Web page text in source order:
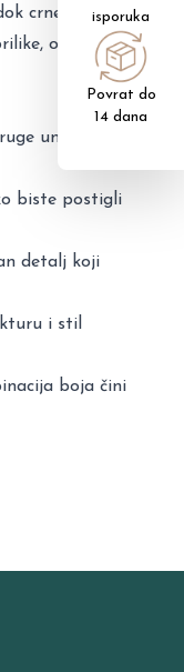
crne pruge
od
unose
biste postigli
detalj koji
i stil
boja čini
isporuka
Povrat do
14 dana